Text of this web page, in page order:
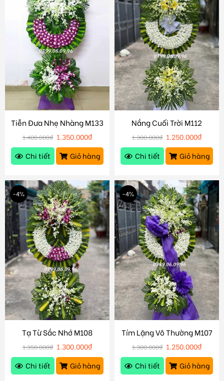
Tiễn Đưa Nhẹ Nhàng M133
1.400.000₫ 1.350.000₫
Chi tiết
Giỏ hàng
Nắng Cuối Trời M112
1.300.000₫ 1.250.000₫
Chi tiết
Giỏ hàng
-4%
Tạ Từ Sắc Nhớ M108
1.350.000₫ 1.300.000₫
Chi tiết
Giỏ hàng
-4%
Tím Lặng Vô Thường M107
1.300.000₫ 1.250.000₫
Chi tiết
Giỏ hàng